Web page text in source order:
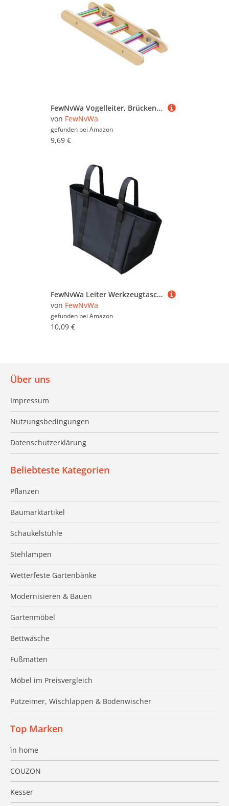
FewNvWa Vogelleiter, Brückenregal, Vogelkäfig Zubehör für Wellensittiche, Sittiche, Finken
von FewNvWa
gefunden bei Amazon
9,69 €
FewNvWa Leiter Werkzeugtasche Hängebeutel Organizer Aufbewahrungsbeutel Werkzeugaccessoire Aus Leichtem Oxford Stoff für Haushalt Auto Werkstatt Büro Baustell, Extra Dickes Schwarz
von FewNvWa
gefunden bei Amazon
10,09 €
Über uns
Impressum
Nutzungsbedingungen
Datenschutzerklärung
Beliebteste Kategorien
Pflanzen
Baumarktartikel
Schaukelstühle
Stehlampen
Wetterfeste Gartenbänke
Modernisieren & Bauen
Gartenmöbel
Bettwäsche
Fußmatten
Möbel im Preisvergleich
Putzeimer, Wischlappen & Bodenwischer
Top Marken
ïn home
COUZON
Kesser